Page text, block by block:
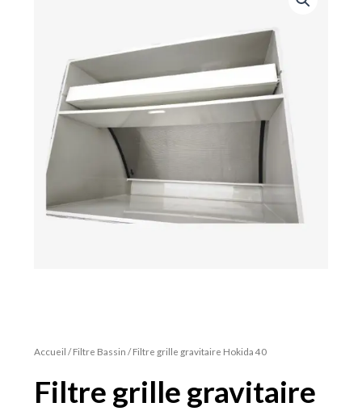
Accueil /Filtre Bassin / Filtre grille gravitaire Hokida 40
Filtre grille gravitaire